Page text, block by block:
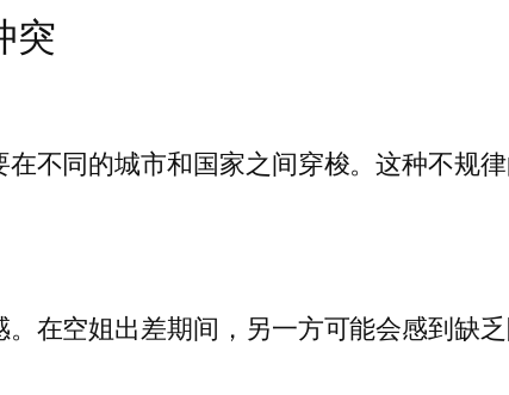
突
不同的城市和国家之间穿梭。这种不规
在空姐出差期间，另一方可能会感到缺